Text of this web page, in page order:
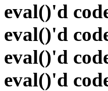
eval()'d
eval()'d
eval()'d
eval()'d